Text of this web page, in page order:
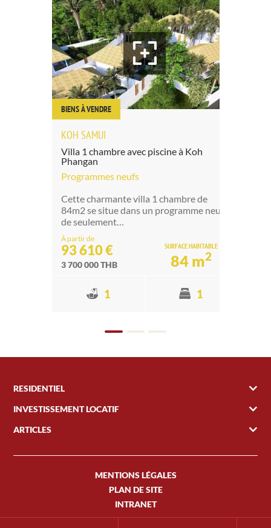
BIENS À VENDRE
KOH SAMUI
Villa 1 chambre avec piscine à Koh
Phangan
Programmes neufs
Cette charmante villa 1 chambre de
84m2 se situe dans un programme neuf
de seulement…
À partir de
93 610 €
3 700 000 THB
SURFACE HABITABLE
84 m2
1 1
RESIDENTIEL
INVESTISSEMENT LOCATIF
ARTICLES
MENTIONS LÉGALES
PLAN DE SITE
INTRANET